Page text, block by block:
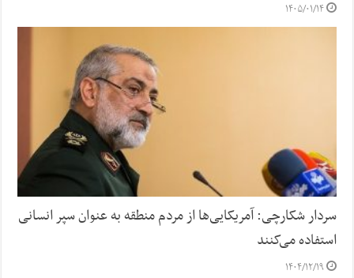
۱۴۰۵/۰۱/۱۴
سردار شکارچی: آمریکایی‌ها از مردم منطقه به عنوان سپر انسانی
استفاده می‌کنند
۱۴۰۴/۱۲/۱۹